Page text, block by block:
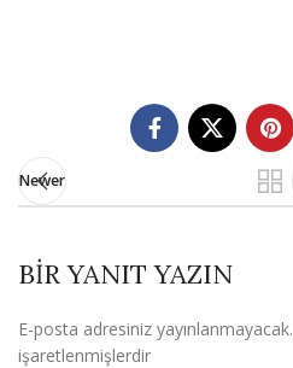
Newer
BIR YANIT YAZIN
E-posta adresiniz yayınlanmayacak.
işaretlenmişlerdir